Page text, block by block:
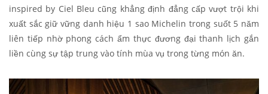
inspired by Ciel Bleu cũng khẳng định đẳng cấp vượt trội khi
xuất sắc giữ vững danh hiệu 1 sao Michelin trong suốt 5 năm
liên tiếp nhờ phong cách ẩm thực đương đại thanh lịch gắn
liền cùng sự tập trung vào tính mùa vụ trong từng món ăn.